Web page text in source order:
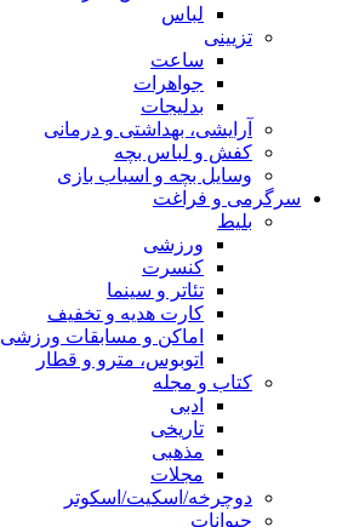
لباس
تزیینی
ساعت
جواهرات
بدلیجات
آرایشی، بهداشتی و درمانی
کفش و لباس بچه
وسایل بچه و اسباب بازی
سرگرمی و فراغت
بلیط
ورزشی
کنسرت
تئاتر و سینما
کارت هدیه و تخفیف
اماکن و مسابقات ورزشی
اتوبوس، مترو و قطار
کتاب و مجله
ادبی
تاریخی
مذهبی
مجلات
دوچرخه/اسکیت/اسکوتر
حیوانات